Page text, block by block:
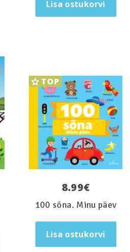
Lisa ostukorvi
TOP
8.99€
100 sõna. Minu päev
Lisa ostukorvi